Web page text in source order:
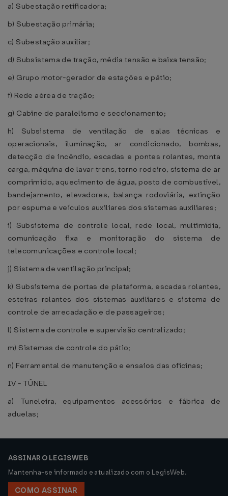
a) Subestação retificadora;
b) Subestação primária;
c) Subestação auxiliar;
d) Subsistema de tração, média tensão e baixa tensão;
e) Grupo motor-gerador de estações e pátio;
f) Rede aérea de tração;
g) Cabine de paralelismo e seccionamento;
h) Subsistema de ventilação de salas técnicas e
operacionais, iluminação, ar condicionado, bombas,
detecção de incêndio, escadas e pontes rolantes, monta
carga, máquina de lavar trens, torno rodeiro, sistema de ar
comprimido, aquecimento de água, posto de combustível,
bandejamento, elevadores, balança rodoviária, extinção
por espuma e veículos auxiliares dos sistemas auxiliares;
i) Subsistema de controle local, rede local, multimídia,
comunicação fixa e monitoração do sistema de
telecomunicações e controle local;
j) Sistema de ventilação principal;
k) Subsistema de portas de plataforma, escadas rolantes,
esteiras rolantes dos sistemas auxiliares e sistema de
controle de arrecadação e de passageiros;
l) Sistema de controle e supervisão centralizado;
m) Sistemas de controle do pátio;
n) Ferramental de manutenção e ensaios das oficinas;
IV - TÚNEL
a) Tuneleira, equipamentos acessórios e fábrica de
aduelas;
ASSINAR O LEGISWEB
Mantenha-se informado e atualizado com o LegisWeb.
COMO ASSINAR